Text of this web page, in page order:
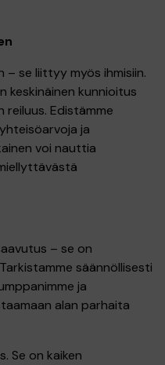
– se liittyy myös ihmisiin.
keskinäinen kunnioitus
Edistämme
ja
voi nauttia
– se on
säännöllisesti
ja
alan parhaita
Se on kaiken